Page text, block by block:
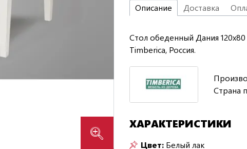
Описание Доставка
Стол обеденный Дания
Timberica, Россия.
Страна
ХАРАКТЕРИСТИКИ
Цвет: Белый лак